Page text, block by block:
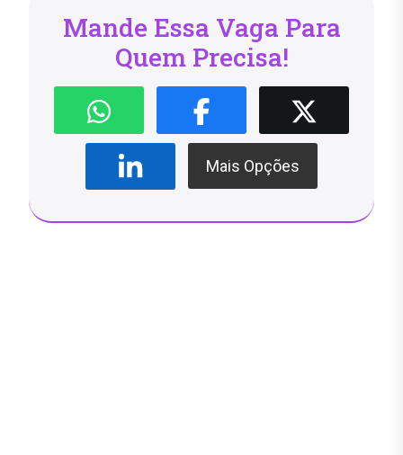
Mande Essa Vaga Para
Quem Precisa!
Mais Opções